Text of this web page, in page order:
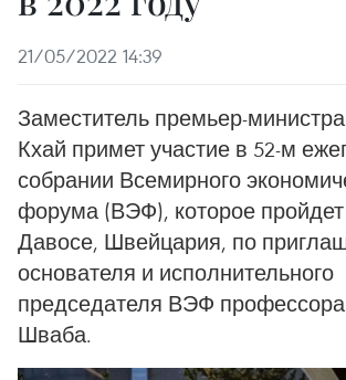
21/05/2022 14:39
Заместитель премьер-
Кхай примет участие в 52-м
собрании Всемирного
форума (ВЭФ), которое пройдет
Давосе, Швейцария, по
основателя и исполнительного
председателя ВЭФ
Шваба.